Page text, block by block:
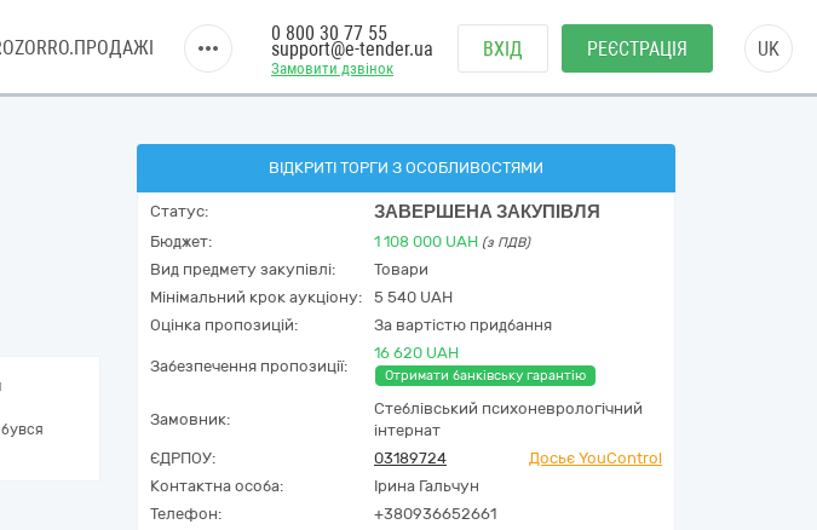
Замовити дзвінок
0 800 30 77 55
support@e-tender.ua ВХІД РЕЄСТРАЦІЯ UK
ВІДКРИТІ ТОРГИ З ОСОБЛИВОСТЯМИ
Статус: ЗАВЕРШЕНА ЗАКУПІВЛЯ
Бюджет: 1 108 000 UAH (з ПДВ)
Вид предмету закупівлі:
Товари
Мінімальний крок аукціону:
5 540 UAH
Оцінка пропозицій:
За вартістю придбання
Забезпечення пропозиції:
16 620 UAH
Отримати банківську гарантію
Замовник:
Стеблівський психоневрологічний
інтернат
ЄДРПОУ:
03189724
Досьє YouControl
Контактна особа:
Ірина Гальчун
Телефон:
+380936652661